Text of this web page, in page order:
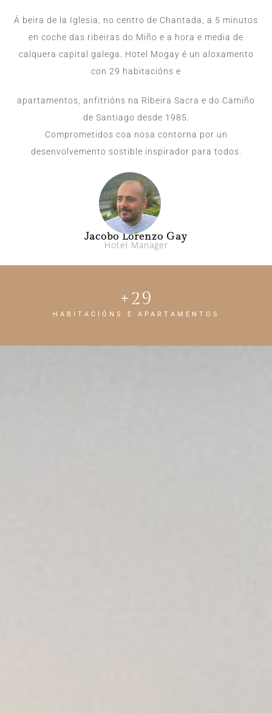
Á beira de la Iglesia, no centro de Chantada, a 5 minutos
en coche das ribeiras do Miño e a hora e media de
calquera capital galega. Hotel Mogay é un aloxamento
con 29 habitacións e
apartamentos, anfitrións na Ribeira Sacra e do Camiño
de Santiago desde 1985.
Comprometidos coa nosa contorna por un
desenvolvemento sostible inspirador para todos.
Jacobo Lorenzo Gay
Hotel Manager
HABITACIÓNS E APARTAMENTOS
+29